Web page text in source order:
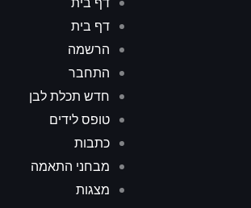
דף בית
הרשמה
התחבר
חדש תכלת לבן
טופס לידים
כתבות
מבחני התאמה
מצגות